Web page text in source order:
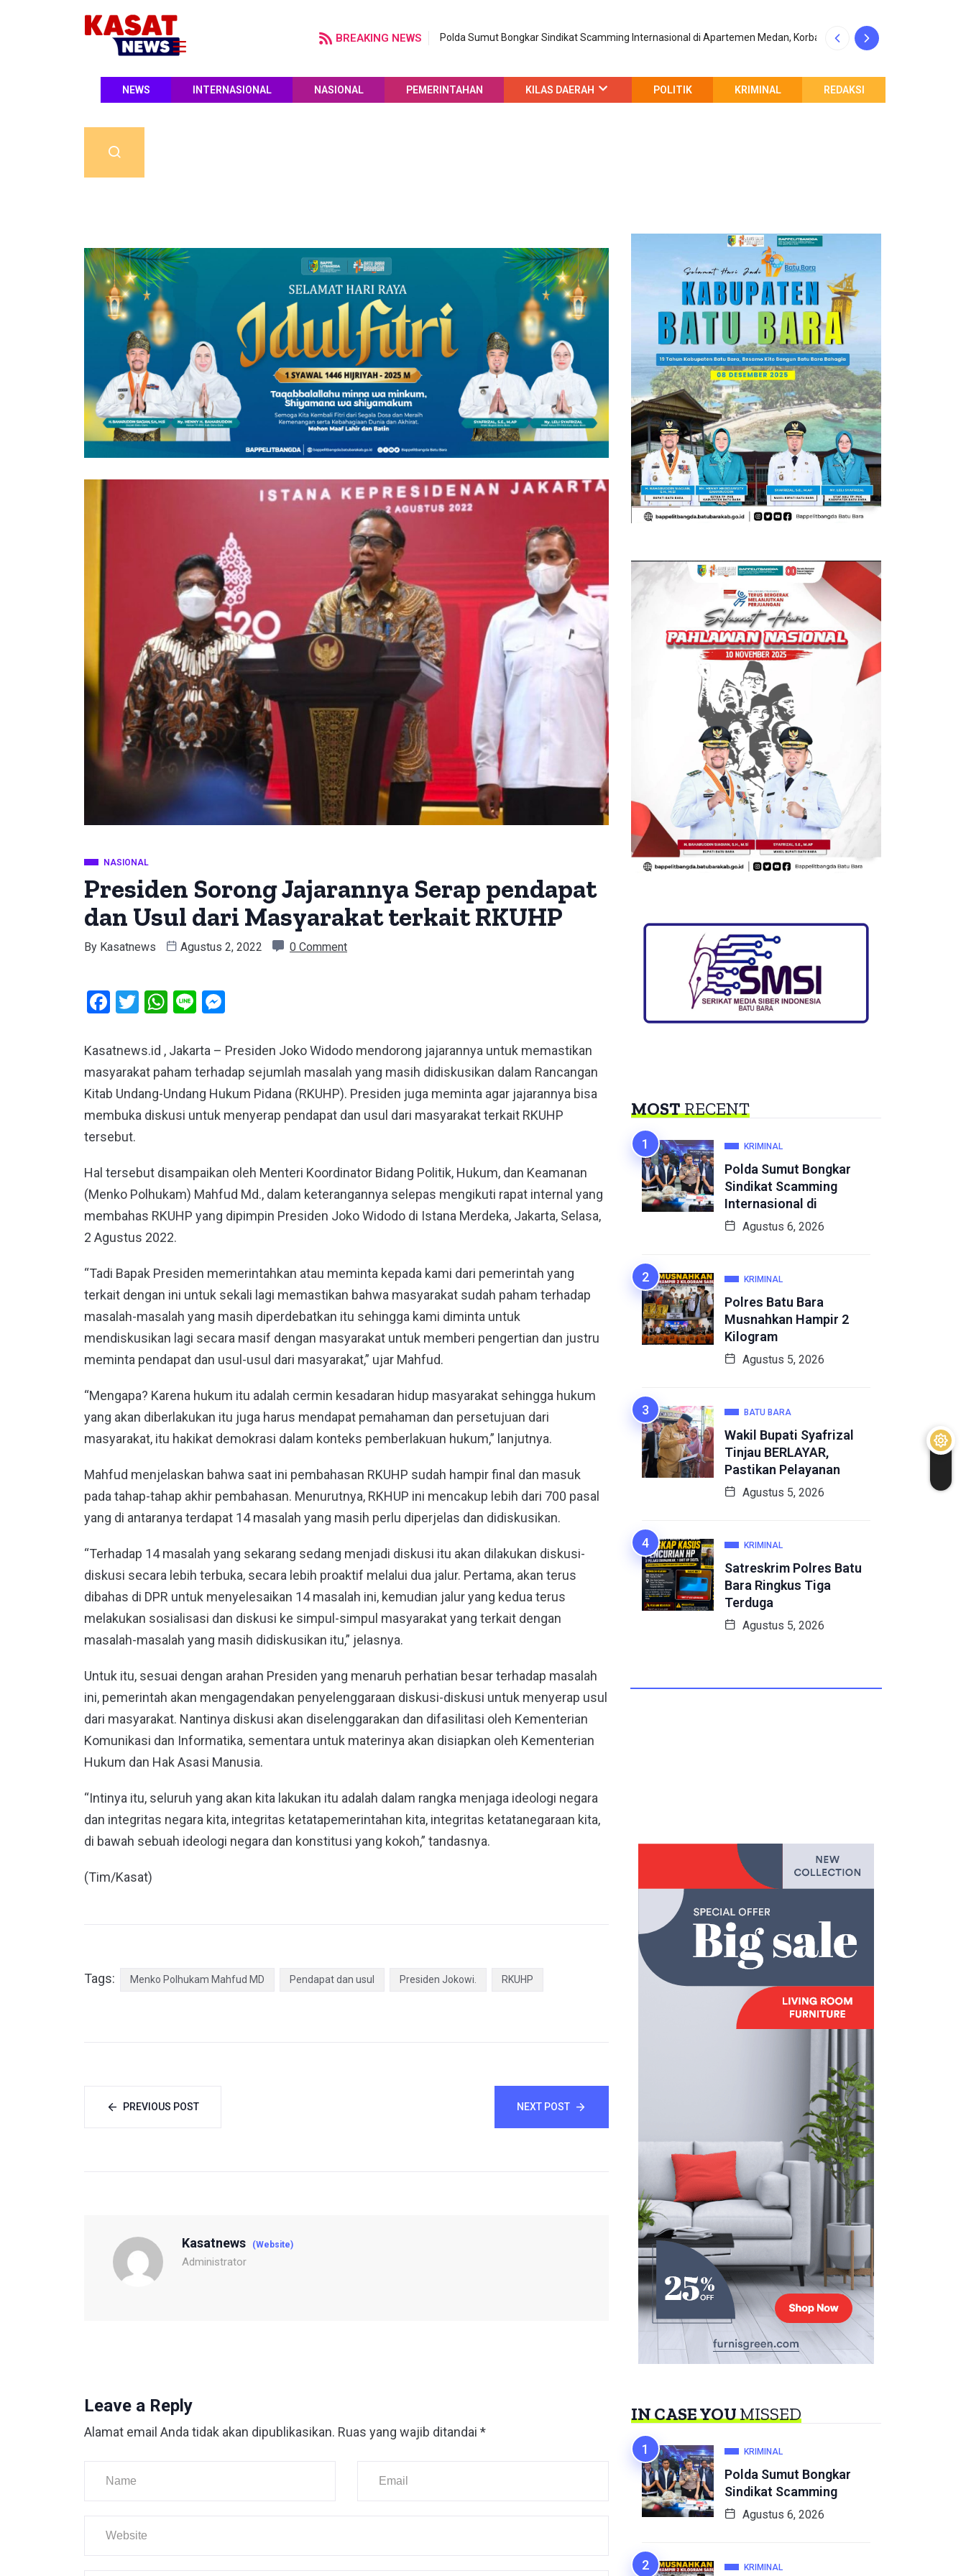
BREAKING NEWS Polda Sumut Bongkar Sindikat Scamming Internasional di Apartemen Medan, Korban
NEWS INTERNASIONAL NASIONAL PEMERINTAHAN KILAS DAERAH POLITIK KRIMINAL REDAKSI
NASIONAL
Presiden Sorong Jajarannya Serap pendapat
dan Usul dari Masyarakat terkait RKUHP
By Kasatnews Agustus 2, 2022 0 Comment
Facebook
Twitter
WhatsApp
Line
Kasatnews.id , Jakarta – Presiden Joko Widodo mendorong jajarannya untuk memastikan
masyarakat paham terhadap sejumlah masalah yang masih didiskusikan dalam Rancangan
Kitab Undang-Undang Hukum Pidana (RKUHP). Presiden juga meminta agar jajarannya bisa
membuka diskusi untuk menyerap pendapat dan usul dari masyarakat terkait RKUHP
tersebut.
Hal tersebut disampaikan oleh Menteri Koordinator Bidang Politik, Hukum, dan Keamanan
(Menko Polhukam) Mahfud Md., dalam keterangannya selepas mengikuti rapat internal yang
membahas RKUHP yang dipimpin Presiden Joko Widodo di Istana Merdeka, Jakarta, Selasa,
2 Agustus 2022.
“Tadi Bapak Presiden memerintahkan atau meminta kepada kami dari pemerintah yang
terkait dengan ini untuk sekali lagi memastikan bahwa masyarakat sudah paham terhadap
masalah-masalah yang masih diperdebatkan itu sehingga kami diminta untuk
mendiskusikan lagi secara masif dengan masyarakat untuk memberi pengertian dan justru
meminta pendapat dan usul-usul dari masyarakat,” ujar Mahfud.
“Mengapa? Karena hukum itu adalah cermin kesadaran hidup masyarakat sehingga hukum
yang akan diberlakukan itu juga harus mendapat pemahaman dan persetujuan dari
masyarakat, itu hakikat demokrasi dalam konteks pemberlakuan hukum,” lanjutnya.
Mahfud menjelaskan bahwa saat ini pembahasan RKUHP sudah hampir final dan masuk
pada tahap-tahap akhir pembahasan. Menurutnya, RKHUP ini mencakup lebih dari 700 pasal
yang di antaranya terdapat 14 masalah yang masih perlu diperjelas dan didiskusikan.
“Terhadap 14 masalah yang sekarang sedang menjadi diskusi itu akan dilakukan diskusi-
diskusi secara lebih terbuka, secara lebih proaktif melalui dua jalur. Pertama, akan terus
dibahas di DPR untuk menyelesaikan 14 masalah ini, kemudian jalur yang kedua terus
melakukan sosialisasi dan diskusi ke simpul-simpul masyarakat yang terkait dengan
masalah-masalah yang masih didiskusikan itu,” jelasnya.
Untuk itu, sesuai dengan arahan Presiden yang menaruh perhatian besar terhadap masalah
ini, pemerintah akan mengagendakan penyelenggaraan diskusi-diskusi untuk menyerap usul
dari masyarakat. Nantinya diskusi akan diselenggarakan dan difasilitasi oleh Kementerian
Komunikasi dan Informatika, sementara untuk materinya akan disiapkan oleh Kementerian
Hukum dan Hak Asasi Manusia.
“Intinya itu, seluruh yang akan kita lakukan itu adalah dalam rangka menjaga ideologi negara
dan integritas negara kita, integritas ketatapemerintahan kita, integritas ketatanegaraan kita,
di bawah sebuah ideologi negara dan konstitusi yang kokoh,” tandasnya.
(Tim/Kasat)
Tags: Menko Polhukam Mahfud MD Pendapat dan usul Presiden Jokowi. RKUHP
PREVIOUS POST NEXT POST
Kasatnews (Website)
Administrator
Leave a Reply
Alamat email Anda tidak akan dipublikasikan. Ruas yang wajib ditandai *
MOSTRECENT
KRIMINAL
Polda Sumut Bongkar
Sindikat Scamming
Internasional di
Agustus 6, 2026
KRIMINAL
Polres Batu Bara
Musnahkan Hampir 2
Kilogram
Agustus 5, 2026
BATU BARA
Wakil Bupati Syafrizal
Tinjau BERLAYAR,
Pastikan Pelayanan
Agustus 5, 2026
KRIMINAL
Satreskrim Polres Batu
Bara Ringkus Tiga
Terduga
Agustus 5, 2026
IN CASE YOUMISSED
KRIMINAL
Polda Sumut Bongkar
Sindikat Scamming
Agustus 6, 2026
KRIMINAL